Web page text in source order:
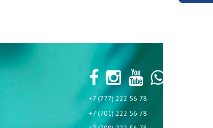
+7 (777) 222 56 78
+7 (701) 222 56 78